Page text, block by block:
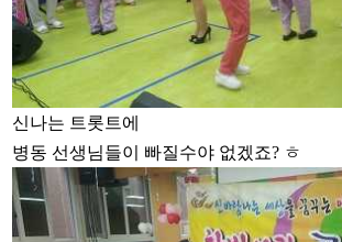
신나는 트롯트에
병동 선생님들이 빠질수야 없겠죠? ㅎ